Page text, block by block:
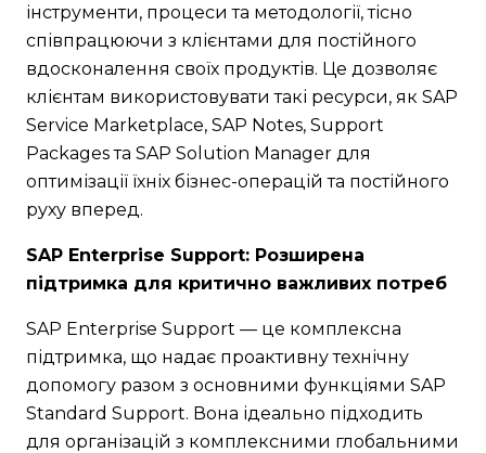
інструменти, процеси та методології, тісно
співпрацюючи з клієнтами для постійного
вдосконалення своїх продуктів. Це дозволяє
клієнтам використовувати такі ресурси, як SAP
Service Marketplace, SAP Notes, Support
Packages та SAP Solution Manager для
оптимізації їхніх бізнес-операцій та постійного
руху вперед.
SAP Enterprise Support: Розширена
підтримка для критично важливих потреб
SAP Enterprise Support — це комплексна
підтримка, що надає проактивну технічну
допомогу разом з основними функціями SAP
Standard Support. Вона ідеально підходить
для організацій з комплексними глобальними